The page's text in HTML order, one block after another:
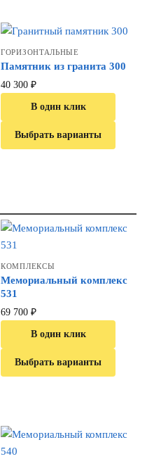
ГОРИЗОНТАЛЬНЫЕ
Памятник из гранита 300
40 300 ₽
В один клик
Выбрать варианты
КОМПЛЕКСЫ
Мемориальный комплекс
531
69 700 ₽
В один клик
Выбрать варианты